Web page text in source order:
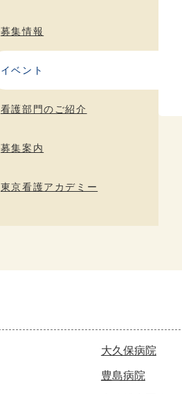
募集情報
イベント
看護部門のご紹介
募集案内
東京看護アカデミー
大久保病院
豊島病院